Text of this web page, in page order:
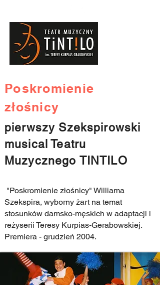
Poskromienie
złośnicy
pierwszy Szekspirowski
musical Teatru
Muzycznego TINTILO
"Poskromienie złośnicy" Williama
Szekspira, wyborny żart na temat
stosunków damsko-męskich w adaptacji i
reżyserii Teresy Kurpias-Gerabowskiej.
Premiera - grudzień 2004.